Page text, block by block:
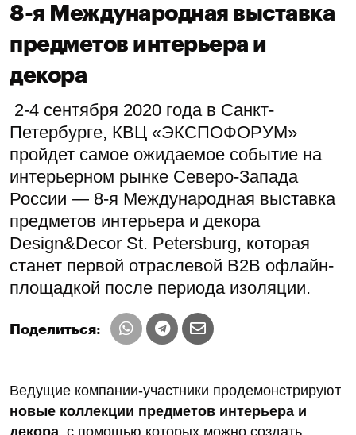
8-я Международная выставка
предметов интерьера и
декора
2-4 сентября 2020 года в Санкт-
Петербурге, КВЦ «ЭКСПОФОРУМ»
пройдет самое ожи­даемое событие на
интерьерном рынке Северо-Запада
России — 8-я Международная вы­ставка
предметов интерьера и декора
Design&Decor St. Petersburg, которая
станет первой отраслевой В2В офлайн-
площадкой после периода изоляции.
Поделиться:
Ведущие компании-участники продемонстрируют
новые коллекции предметов интерье­ра и
декора, с помощью которых можно создать